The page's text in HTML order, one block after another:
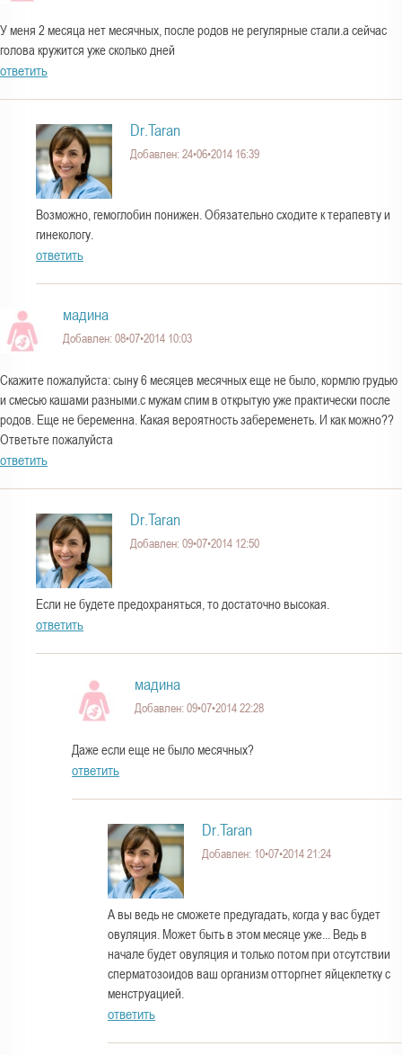
У меня 2 месяца нет месячных, после родов не регулярные стали.а сейчас
голова кружится уже сколько дней
ответить
Dr.Taran
Добавлен: 24•06•2014 16:39
Возможно, гемоглобин понижен. Обязательно сходите к терапевту и
гинекологу.
ответить
мадина
Добавлен: 08•07•2014 10:03
Скажите пожалуйста: сыну 6 месяцев месячных еще не было, кормлю грудью
и смесью кашами разными.с мужам спим в открытую уже практически после
родов. Еще не беременна. Какая вероятность забеременеть. И как можно??
Ответьте пожалуйста
ответить
Dr.Taran
Добавлен: 09•07•2014 12:50
Если не будете предохраняться, то достаточно высокая.
ответить
мадина
Добавлен: 09•07•2014 22:28
Даже если еще не было месячных?
ответить
Dr.Taran
Добавлен: 10•07•2014 21:24
А вы ведь не сможете предугадать, когда у вас будет
овуляция. Может быть в этом месяце уже... Ведь в
начале будет овуляция и только потом при отсутствии
сперматозоидов ваш организм отторгнет яйцеклетку с
менструацией.
ответить